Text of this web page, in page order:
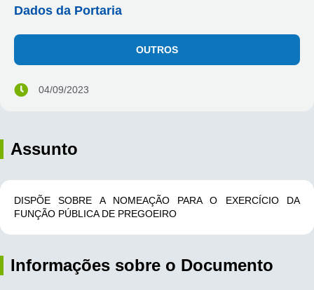
Dados da Portaria
OUTROS
04/09/2023
Assunto
DISPÕE SOBRE A NOMEAÇÃO PARA O EXERCÍCIO DA
FUNÇÃO PÚBLICA DE PREGOEIRO
Informações sobre o Documento